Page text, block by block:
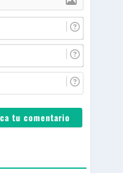
N
o
m
b
r
E
m
a
ie